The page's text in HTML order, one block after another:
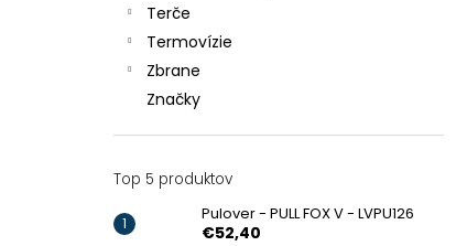
Terče
Termovízie
Zbrane
Značky
Top 5 produktov
Pulover - PULL FOX V - LVPU126
€52,40